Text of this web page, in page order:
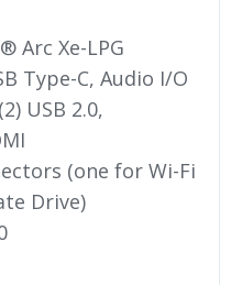
Arc Xe-LPG
Type-C, Audio I/O
USB 2.0,
(one for Wi-Fi
Drive)